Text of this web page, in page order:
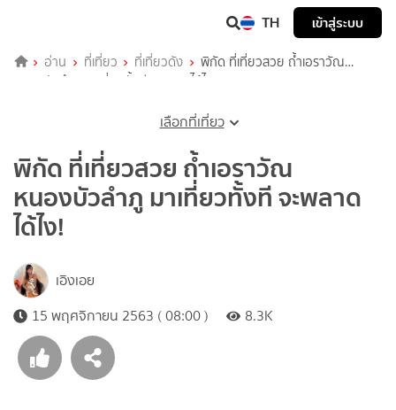
TH เข้าสู่ระบบ
อ่าน ที่เที่ยว ที่เที่ยวดัง
พิกัด ที่เที่ยวสวย ถ้ำเอราวัณ
หนองบัวลำภู มาเที่ยวทั้งที จะพลาดได้ไง!
เลือกที่เที่ยว
พิกัด ที่เที่ยวสวย ถ้ำเอราวัณ
หนองบัวลำภู มาเที่ยวทั้งที จะพลาด
ได้ไง!
เอิงเอย
15 พฤศจิกายน 2563 ( 08:00 )
8.3K